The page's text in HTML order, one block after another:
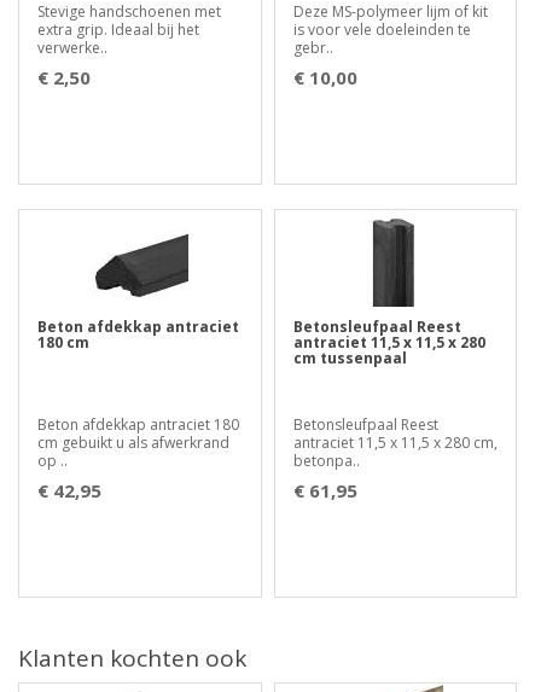
Stevige handschoenen met
extra grip. Ideaal bij het
verwerke..
€ 2,50
Deze MS-polymeer lijm of kit
is voor vele doeleinden te
gebr..
€ 10,00
Beton afdekkap antraciet
180 cm
Beton afdekkap antraciet 180
cm gebuikt u als afwerkrand
op ..
€ 42,95
Betonsleufpaal Reest
antraciet 11,5 x 11,5 x 280
cm tussenpaal
Betonsleufpaal Reest
antraciet 11,5 x 11,5 x 280 cm,
betonpa..
€ 61,95
Klanten kochten ook